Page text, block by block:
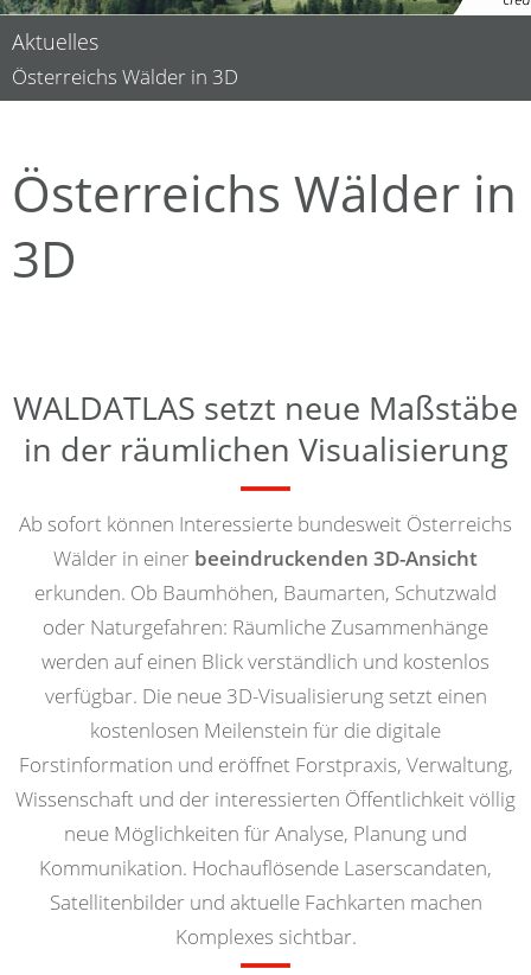
Aktuelles
Österreichs Wälder in 3D
Österreichs Wälder in
3D
WALDATLAS setzt neue Maßstäbe
in der räumlichen Visualisierung
Ab sofort können Interessierte bundesweit Österreichs
Wälder in einer beeindruckenden 3D-Ansicht
erkunden. Ob Baumhöhen, Baumarten, Schutzwald
oder Naturgefahren: Räumliche Zusammenhänge
werden auf einen Blick verständlich und kostenlos
verfügbar. Die neue 3D-Visualisierung setzt einen
kostenlosen Meilenstein für die digitale
Forstinformation und eröffnet Forstpraxis, Verwaltung,
Wissenschaft und der interessierten Öffentlichkeit völlig
neue Möglichkeiten für Analyse, Planung und
Kommunikation. Hochauflösende Laserscandaten,
Satellitenbilder und aktuelle Fachkarten machen
Komplexes sichtbar.